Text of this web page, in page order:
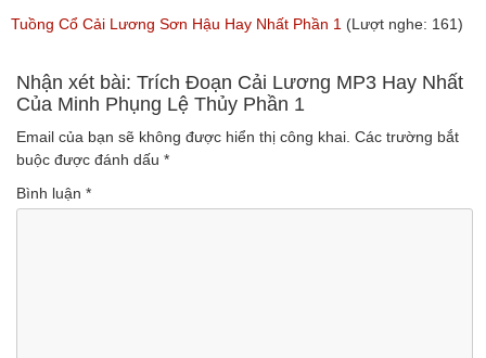
(Lượt nghe: 229)
Cải Lương Hồ Quảng
(Lượt nghe: 157)
Tuồng Cổ Cải Lương Sơn Hậu Hay Nhất Phần 1 (Lượt nghe: 161)
Nhận xét bài: Trích Đoạn Cải Lương MP3 Hay Nhất
Của Minh Phụng Lệ Thủy Phần 1
Email của bạn sẽ không được hiển thị công khai. Các trường bắt
buộc được đánh dấu *
Bình luận *